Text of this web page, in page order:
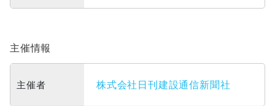
主催情報
主催者 株式会社日刊建設通信新聞社